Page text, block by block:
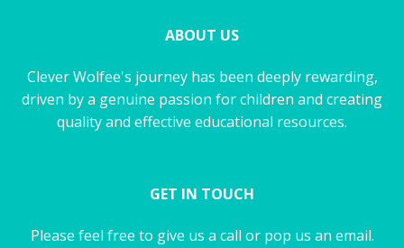
ABOUT US
Clever Wolfee's journey has been deeply rewarding,
driven by a genuine passion for children and creating
quality and effective educational resources.
GET IN TOUCH
Please feel free to give us a call or pop us an email.